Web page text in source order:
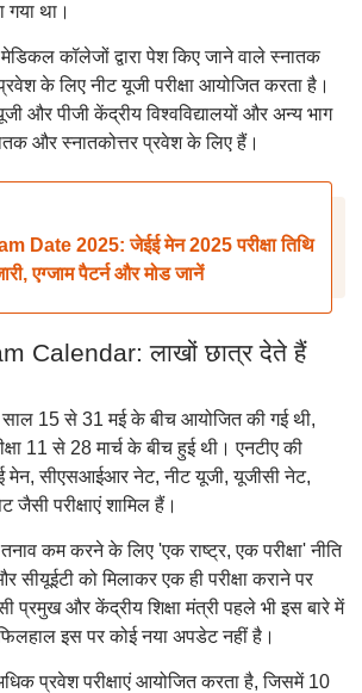
था।
कॉलेजों द्वारा पेश किए जाने वाले स्नातक
के लिए नीट यूजी परीक्षा आयोजित करता है।
और पीजी केंद्रीय विश्वविद्यालयों और अन्य भाग
और स्नातकोत्तर प्रवेश के लिए हैं।
Date 2025: जेईई मेन 2025 परीक्षा तिथि
एग्जाम पैटर्न और मोड जानें
Calendar: लाखों छात्र देते हैं
साल 15 से 31 मई के बीच आयोजित की गई थी,
11 से 28 मार्च के बीच हुई थी। एनटीए की
मेन, सीएसआईआर नेट, नीट यूजी, यूजीसी नेट,
परीक्षाएं शामिल हैं।
तनाव कम करने के लिए 'एक राष्ट्र, एक परीक्षा' नीति
को मिलाकर एक ही परीक्षा कराने पर
प्रमुख और केंद्रीय शिक्षा मंत्री पहले भी इस बारे में
इस पर कोई नया अपडेट नहीं है।
प्रवेश परीक्षाएं आयोजित करता है, जिसमें 10